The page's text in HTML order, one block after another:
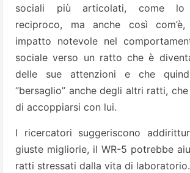
sociali più articolati, come lo
reciproco, ma anche così
impatto notevole nel
sociale verso un ratto che è
delle sue attenzioni e che
“bersaglio” anche degli altri ratti,
di accoppiarsi con lui.
I ricercatori suggeriscono
giuste migliorie, il WR-5 potrebbe
ratti stressati dalla vita di laboratorio.